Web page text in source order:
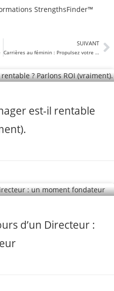
StrengthsFinder™
SUIVANT
Carrières au féminin : Propulsez votre carrière
est-il rentable
d’un Directeur :